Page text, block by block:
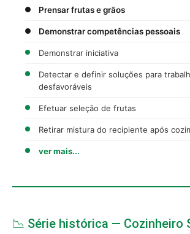
Prensar frutas e grãos
Demonstrar competências pessoais
Demonstrar iniciativa
Detectar e definir soluções para
desfavoráveis
Efetuar seleção de frutas
Retirar mistura do recipiente após
ver mais...
📉 Série histórica — Cozinheiro